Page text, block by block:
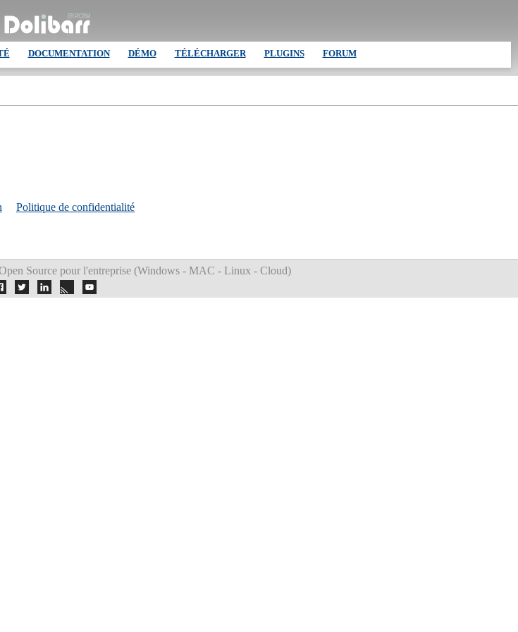
DOCUMENTATION DÉMO TÉLÉCHARGER PLUGINS FORUM
Politique de confidentialité
Source pour l'entreprise (Windows - MAC - Linux - Cloud)